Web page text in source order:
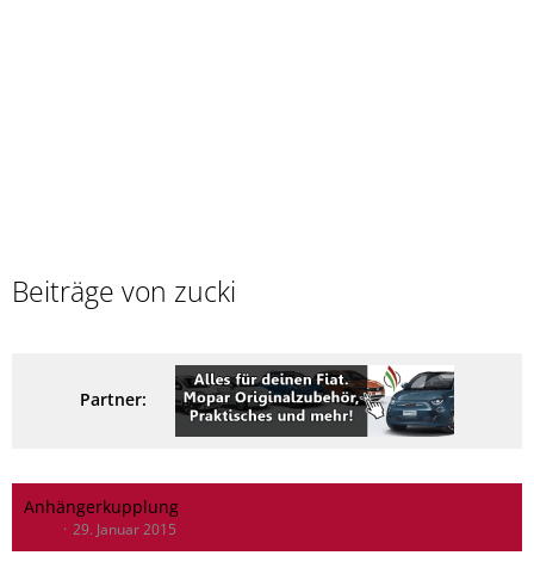
Beiträge von zucki
Partner:
Anhängerkupplung
29. Januar 2015